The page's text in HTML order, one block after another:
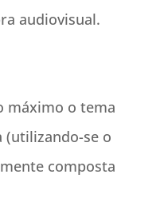
audiovisual.
máximo o tema
(utilizando-se o
composta